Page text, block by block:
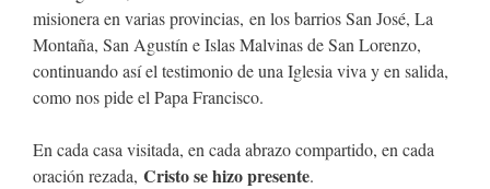
misionera en varias provincias, en los barrios San José, La
Montaña, San Agustín e Islas Malvinas de San Lorenzo,
continuando así el testimonio de una Iglesia viva y en salida,
como nos pide el Papa Francisco.
En cada casa visitada, en cada abrazo compartido, en cada
oración rezada, Cristo se hizo presente.